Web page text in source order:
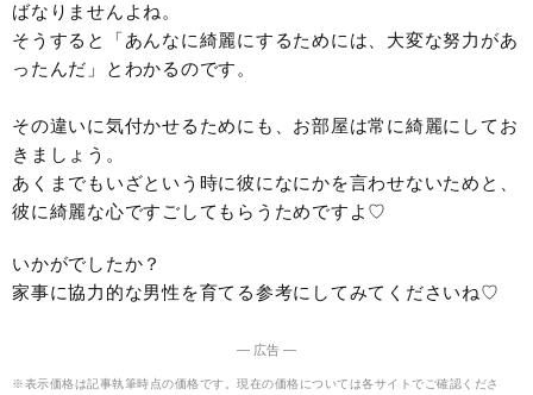
ばなりませんよね。
そうすると「あんなに綺麗にするためには、大変な努力があ
ったんだ」とわかるのです。
その違いに気付かせるためにも、お部屋は常に綺麗にしてお
きましょう。
あくまでもいざという時に彼になにかを言わせないためと、
彼に綺麗な心ですごしてもらうためですよ♡
いかがでしたか？
家事に協力的な男性を育てる参考にしてみてくださいね♡
― 広告 ―
※表示価格は記事執筆時点の価格です。現在の価格については各サイトでご確認くださ